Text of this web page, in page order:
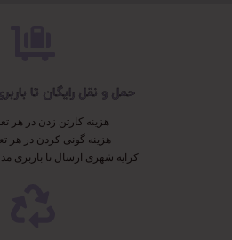
حمل و نقل رایگان تا
هزینه کارتن زدن در هر
هزینه گونی کردن در هر
کرایه شهری ارسال تا باربری